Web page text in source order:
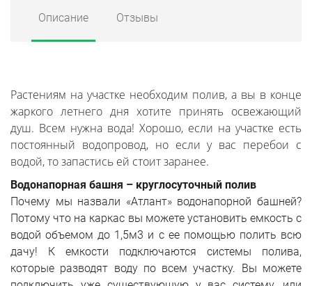
Описание Отзывы
Растениям на участке необходим полив, а вы в конце
жаркого летнего дня хотите принять освежающий
душ. Всем нужна вода! Хорошо, если на участке есть
постоянный водопровод, но если у вас перебои с
водой, то запастись ей стоит заранее.
Водонапорная башня – круглосуточный полив
Почему мы назвали «Атлант» водонапорной башней?
Потому что на каркас вы можете установить емкость с
водой объемом до 1,5м3 и с ее помощью полить всю
дачу! К емкости подключаются системы полива,
которые разводят воду по всем участку. Вы можете